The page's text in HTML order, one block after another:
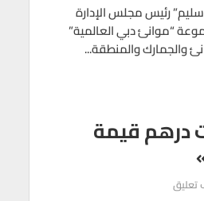
رئيس مجلس الإدارة
“موانئ دبي العالمية”
والجمارك والمنطقة...
درهم قيمة